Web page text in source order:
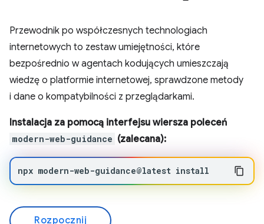
Przewodnik po współczesnych technologiach
internetowych to zestaw umiejętności, które
bezpośrednio w agentach kodujących umieszczają
wiedzę o platformie internetowej, sprawdzone metody
i dane o kompatybilności z przeglądarkami.
Instalacja za pomocą interfejsu wiersza poleceń
modern-web-guidance (zalecana):
npx modern-web-guidance@latest install
Rozpocznij